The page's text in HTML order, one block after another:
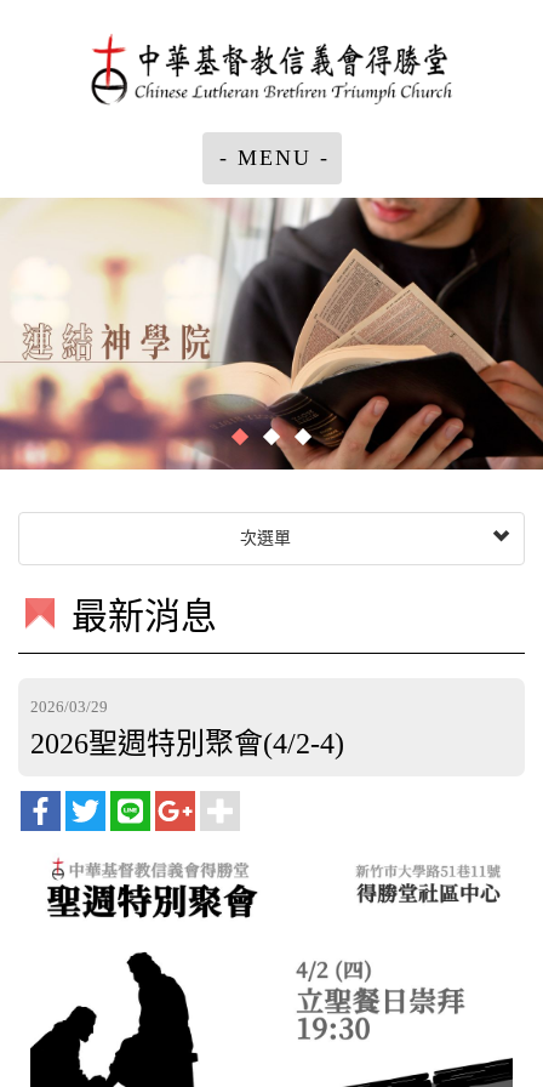
- MENU -
次選單
最新消息
2026/03/29
2026聖週特別聚會(4/2-4)